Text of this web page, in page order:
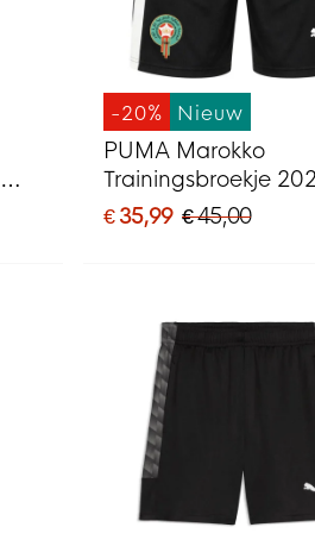
-20% Nieuw
PUMA Marokko
Trainingsbroekje
2028 Zwart Wit
€ 35,99 € 45,00